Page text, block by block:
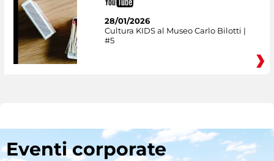
28/01/2026
Cultura KIDS al Museo Carlo Bilotti |
#5
Eventi corporate